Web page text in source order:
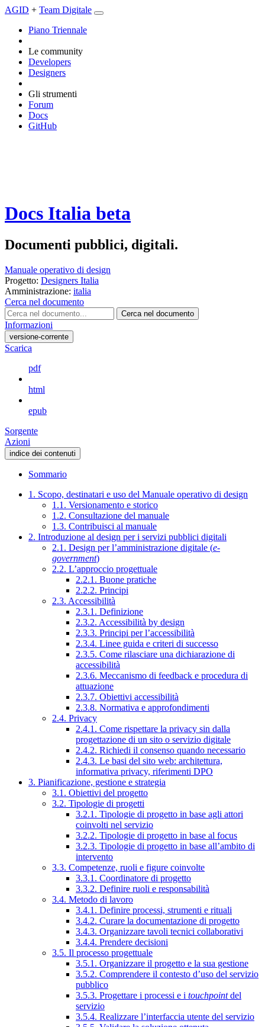
AGID + Team Digitale
Piano Triennale
Le community
Developers
Designers
Gli strumenti
Forum
Docs
GitHub
Docs Italia beta
Documenti pubblici, digitali.
Manuale operativo di design
Progetto: Designers Italia
Amministrazione: italia
Cerca nel documento
Cerca nel documento
Informazioni
versione-corrente
Scarica
pdf
html
epub
Sorgente
Azioni
indice dei contenuti
Sommario
1. Scopo, destinatari e uso del Manuale operativo di design
1.1. Versionamento e storico
1.2. Consultazione del manuale
1.3. Contribuisci al manuale
2. Introduzione al design per i servizi pubblici digitali
2.1. Design per l’amministrazione digitale (e-
government)
2.2. L’approccio progettuale
2.2.1. Buone pratiche
2.2.2. Principi
2.3. Accessibilità
2.3.1. Definizione
2.3.2. Accessibilità by design
2.3.3. Principi per l’accessibilità
2.3.4. Linee guida e criteri di successo
2.3.5. Come rilasciare una dichiarazione di
accessibilità
2.3.6. Meccanismo di feedback e procedura di
attuazione
2.3.7. Obiettivi accessibilità
2.3.8. Normativa e approfondimenti
2.4. Privacy
2.4.1. Come rispettare la privacy sin dalla
progettazione di un sito o servizio digitale
2.4.2. Richiedi il consenso quando necessario
2.4.3. Le basi del sito web: architettura,
informativa privacy, riferimenti DPO
3. Pianificazione, gestione e strategia
3.1. Obiettivi del progetto
3.2. Tipologie di progetti
3.2.1. Tipologie di progetto in base agli attori
coinvolti nel servizio
3.2.2. Tipologie di progetto in base al focus
3.2.3. Tipologie di progetto in base all’ambito di
intervento
3.3. Competenze, ruoli e figure coinvolte
3.3.1. Coordinatore di progetto
3.3.2. Definire ruoli e responsabilità
3.4. Metodo di lavoro
3.4.1. Definire processi, strumenti e rituali
3.4.2. Curare la documentazione di progetto
3.4.3. Organizzare tavoli tecnici collaborativi
3.4.4. Prendere decisioni
3.5. Il processo progettuale
3.5.1. Organizzare il progetto e la sua gestione
3.5.2. Comprendere il contesto d’uso del servizio
pubblico
3.5.3. Progettare i processi e i touchpointdel
servizio
3.5.4. Realizzare l’interfaccia utente del servizio